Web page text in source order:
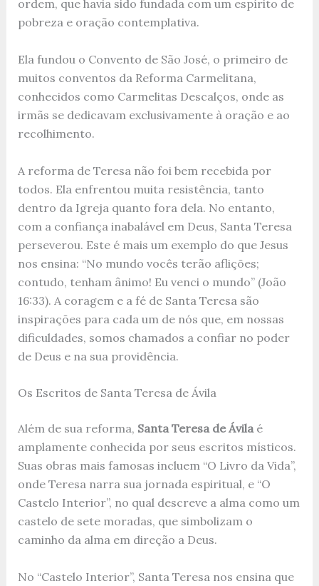
ordem, que havia sido fundada com um espírito de
pobreza e oração contemplativa.
Ela fundou o Convento de São José, o primeiro de
muitos conventos da Reforma Carmelitana,
conhecidos como Carmelitas Descalços, onde as
irmãs se dedicavam exclusivamente à oração e ao
recolhimento.
A reforma de Teresa não foi bem recebida por
todos. Ela enfrentou muita resistência, tanto
dentro da Igreja quanto fora dela. No entanto,
com a confiança inabalável em Deus, Santa Teresa
perseverou. Este é mais um exemplo do que Jesus
nos ensina: “No mundo vocês terão aflições;
contudo, tenham ânimo! Eu venci o mundo” (João
16:33). A coragem e a fé de Santa Teresa são
inspirações para cada um de nós que, em nossas
dificuldades, somos chamados a confiar no poder
de Deus e na sua providência.
Os Escritos de Santa Teresa de Ávila
Além de sua reforma, Santa Teresa de Ávilaé
amplamente conhecida por seus escritos místicos.
Suas obras mais famosas incluem “O Livro da Vida”,
onde Teresa narra sua jornada espiritual, e “O
Castelo Interior”, no qual descreve a alma como um
castelo de sete moradas, que simbolizam o
caminho da alma em direção a Deus.
No “Castelo Interior”, Santa Teresa nos ensina que